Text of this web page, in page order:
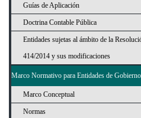
Guías de Aplicación
Doctrina Contable Pública
Entidades sujetas al ámbito de la
414/2014 y sus modificaciones
Marco Normativo para Entidades de Gobierno
Marco Conceptual
Normas